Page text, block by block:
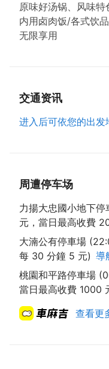
原味好汤锅、风味特
内用卤肉饭/各式饮
无限享用
交通资讯
进入后可依您的出
周遭停车场
力揚大忠國小地下
元，當日最高收費
大湳公有停車場
每 30 分鐘 5 元) 導
桃園和平路停車場
當日最高收費 1000
查看更